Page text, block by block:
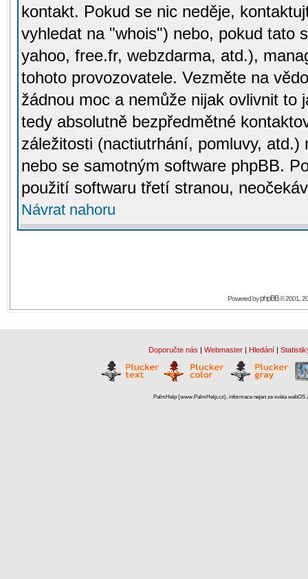
kontakt. Pokud se nic neděje,
vyhledat na "whois") nebo, pokud tato
yahoo, free.fr, webzdarma, atd.),
tohoto provozovatele. Vezměte na
žádnou moc a nemůže nijak ovlivnit to
tedy absolutně bezpředmětné
záležitosti (nactiutrhání, pomluvy,
nebo se samotným software phpBB.
použití softwaru třetí stranou,
Návrat nahoru
Powered byphpBB© 2001,
Doporučte nás | Webmaster | Hledání |
PalmHelp (www.PalmHelp.cz), informace nejen ze světa